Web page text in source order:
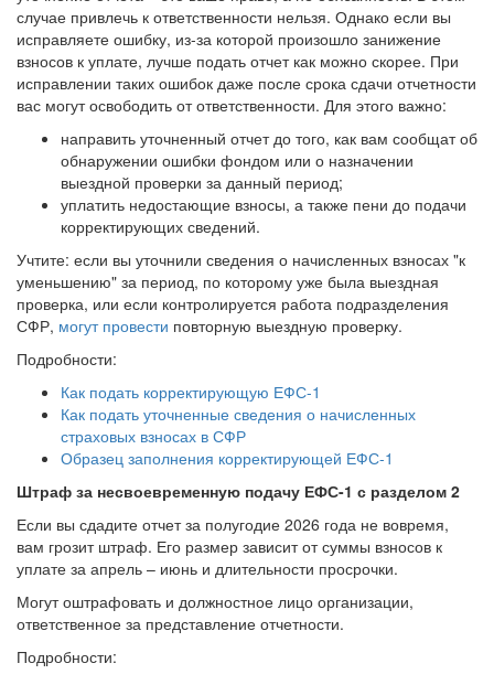
случае привлечь к ответственности нельзя. Однако если вы
исправляете ошибку, из-за которой произошло занижение
взносов к уплате, лучше подать отчет как можно скорее. При
исправлении таких ошибок даже после срока сдачи отчетности
вас могут освободить от ответственности. Для этого важно:
направить уточненный отчет до того, как вам сообщат об
обнаружении ошибки фондом или о назначении
выездной проверки за данный период;
уплатить недостающие взносы, а также пени до подачи
корректирующих сведений.
Учтите: если вы уточнили сведения о начисленных взносах "к
уменьшению" за период, по которому уже была выездная
проверка, или если контролируется работа подразделения
СФР, могут провести повторную выездную проверку.
Подробности:
Как подать корректирующую ЕФС-1
Как подать уточненные сведения о начисленных
страховых взносах в СФР
Образец заполнения корректирующей ЕФС-1
Штраф за несвоевременную подачу ЕФС-1 с разделом 2
Если вы сдадите отчет за полугодие 2026 года не вовремя,
вам грозит штраф. Его размер зависит от суммы взносов к
уплате за апрель – июнь и длительности просрочки.
Могут оштрафовать и должностное лицо организации,
ответственное за представление отчетности.
Подробности: